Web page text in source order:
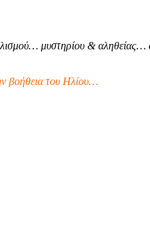
μυστηρίου & αληθείας…
βοήθεια του Ηλίου…